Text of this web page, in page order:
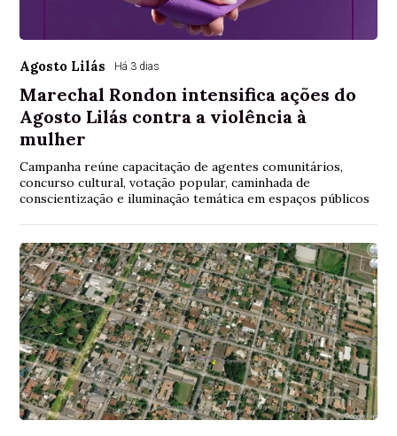
Agosto Lilás Há 3 dias
Marechal Rondon intensifica ações do
Agosto Lilás contra a violência à
mulher
Campanha reúne capacitação de agentes comunitários,
concurso cultural, votação popular, caminhada de
conscientização e iluminação temática em espaços públicos